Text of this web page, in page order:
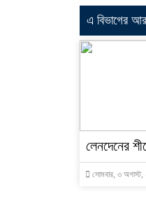
এ বিভাগের
লেনদেনের
সোমবার, ৩